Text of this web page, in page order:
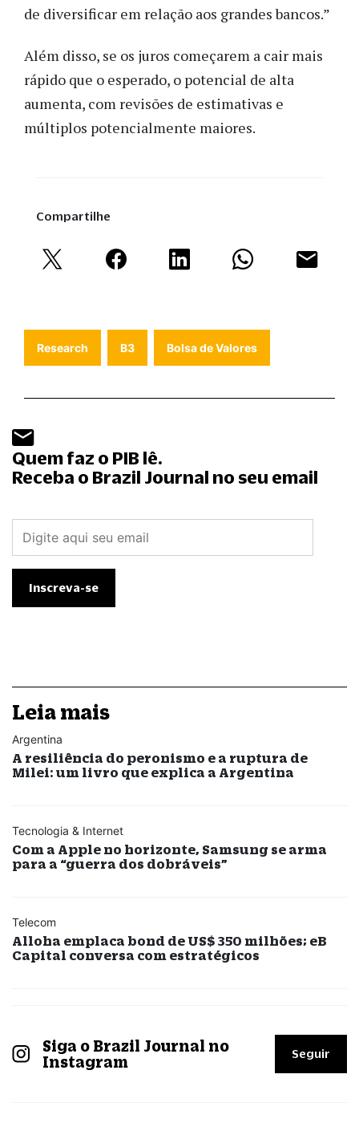
de diversificar em relação aos grandes bancos.”
Além disso, se os juros começarem a cair mais
rápido que o esperado, o potencial de alta
aumenta, com revisões de estimativas e
múltiplos potencialmente maiores.
Compartilhe
Research B3 Bolsa de Valores
Quem faz o PIB lê.
Receba o Brazil Journal no seu email
Leia mais
Argentina
A resiliência do peronismo e a ruptura de
Milei: um livro que explica a Argentina
Tecnologia & Internet
Com a Apple no horizonte, Samsung se arma
para a “guerra dos dobráveis”
Telecom
Alloha emplaca bond de US$ 350 milhões; eB
Capital conversa com estratégicos
Siga o Brazil Journal no
Instagram
Seguir